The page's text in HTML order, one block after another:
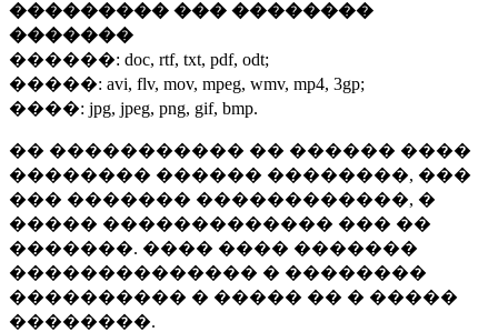
��������� ��� ��������
�������
������: doc, rtf, txt, pdf, odt;
�����: avi, flv, mov, mpeg, wmv, mp4, 3gp;
����: jpg, jpeg, png, gif, bmp.
�� ����������� �� ������ ����
�������� ������ ��������, ���
��� ������� ������������, �
����� ������������� ��� ��
�������. ���� ���� �������
�������������� � ��������
���������� � ����� �� � �����
��������.